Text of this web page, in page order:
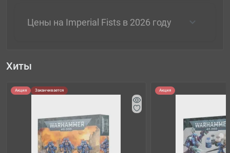
Цены на Imperial Fists в 2026 году
Хиты
Акция Заканчивается Акция